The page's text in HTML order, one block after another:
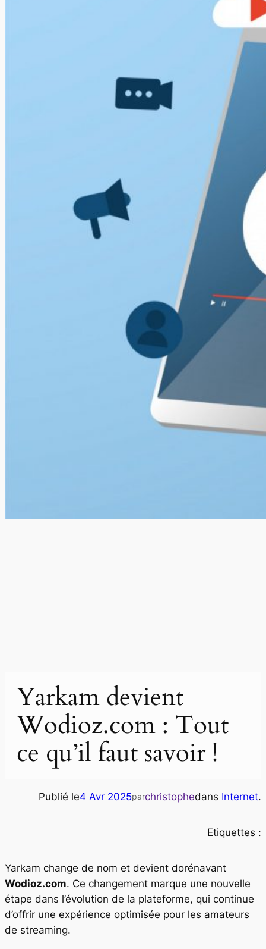
Yarkam devient
Wodioz.com : Tout
ce qu’il faut savoir !
Publié le4 Avr 2025parchristophedans Internet.
Etiquettes :
Yarkam change de nom et devient dorénavant
Wodioz.com. Ce changement marque une nouvelle
étape dans l’évolution de la plateforme, qui continue
d’offrir une expérience optimisée pour les amateurs
de streaming.